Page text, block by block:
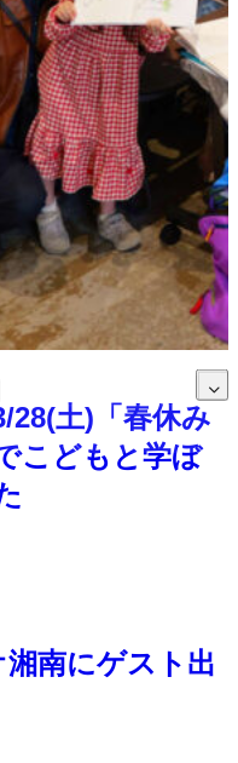
28(土)「春休み
こどもと学ぼ
南にゲスト出